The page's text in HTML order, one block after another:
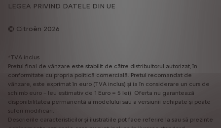
Citroën 2026
LEGEA PRIVIND DATELE DIN UE
*TVA inclus
Pretul final de vânzare este stabilit de către distribuitorul autorizat, în
conformitate cu propria politică comercială. Pretul recomandat de
vânzare, este exprimat în euro (TVA inclus) și ia în considerare un curs de
schimb euro – leu estimativ de 1 Euro = 5 lei). Oferta nu garantează
disponibilitatea permanentă a modelului sau a versiunii echipate și poate
suferi modificări.
Descrierile caracteristicilor și ilustratiile pot face referire la sau să prezinte